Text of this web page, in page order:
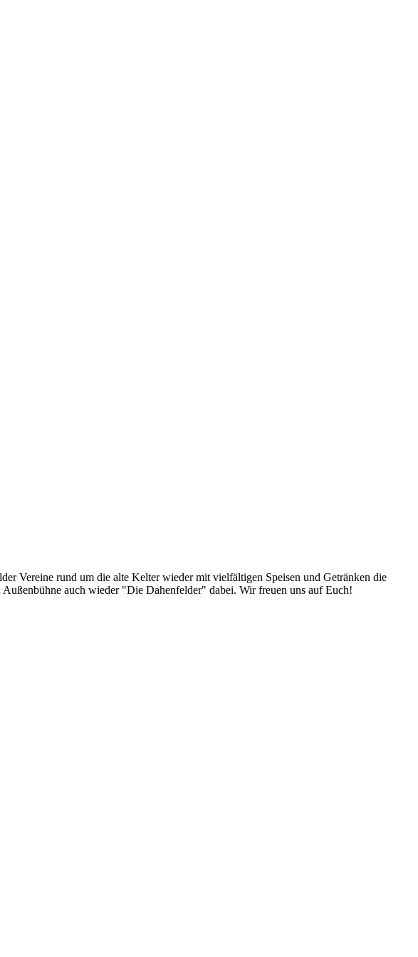
Vereine rund um die alte Kelter wieder mit vielfältigen Speisen und Getränken die
auch wieder "Die Dahenfelder" dabei. Wir freuen uns auf Euch!